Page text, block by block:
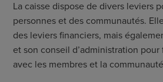
La caisse dispose de divers leviers
personnes et des communautés.
des leviers financiers, mais
et son conseil d’administration
avec les membres et la